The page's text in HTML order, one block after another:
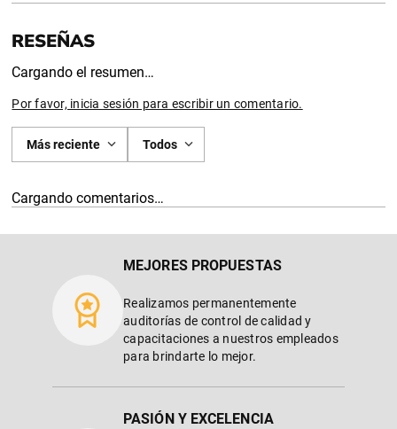
Cargando el resumen…
Por favor, inicia sesión para escribir un comentario.
Más reciente Todos
Cargando comentarios…
MEJORES PROPUESTAS
Realizamos permanentemente
auditorías de control de calidad y
capacitaciones a nuestros empleados
para brindarte lo mejor.
PASIÓN Y EXCELENCIA